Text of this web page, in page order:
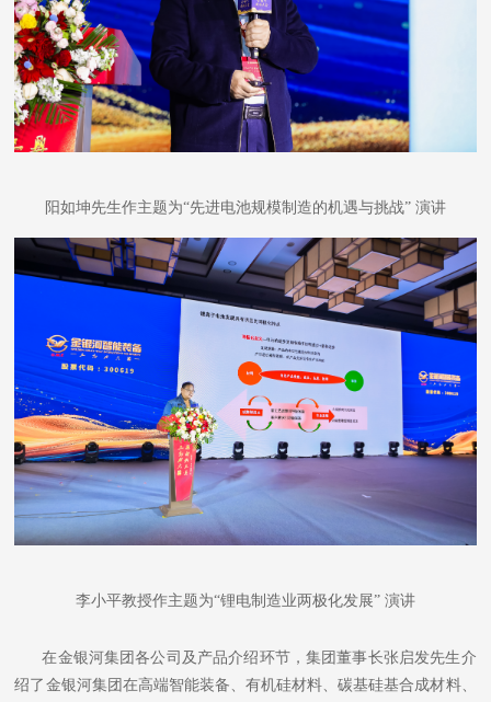
阳如坤先生作主题为“先进电池规模制造的机遇与挑战” 演讲
李小平教授作主题为“锂电制造业两极化发展” 演讲
在金银河集团各公司及产品介绍环节，集团董事长张启发先生介
绍了金银河集团在高端智能装备、有机硅材料、碳基硅基合成材料、